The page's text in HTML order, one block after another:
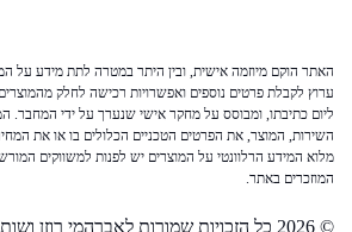
האתר הוקם מיוזמה אישית, ובין היתר במטרה לתת מידע על
ערוץ לקבלת פרטים נוספים ואפשרויות רכישה לחלק מהמוצרים
ליום כתיבתו, ומבוסס על מחקר אישי שנערך על ידי המחבר.
השירות, המוצר, את הפרטים הטכניים הכלולים בו או את
מלוא המידע הרלוונטי על המוצרים יש לפנות למשווקים
המוזכרים באתר.
© 2026 כל הזכויות שמורות לאברהמי רוזן ושות'